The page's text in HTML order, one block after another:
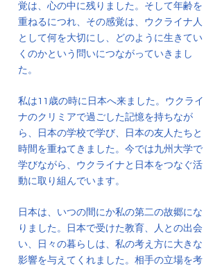
覚は、心の中に残りました。そして年齢を
重ねるにつれ、その感覚は、ウクライナ人
として何を大切にし、どのように生きてい
くのかという問いにつながっていきまし
た。
私は11歳の時に日本へ来ました。ウクライ
ナのクリミアで過ごした記憶を持ちなが
ら、日本の学校で学び、日本の友人たちと
時間を重ねてきました。今では九州大学で
学びながら、ウクライナと日本をつなぐ活
動に取り組んでいます。
日本は、いつの間にか私の第二の故郷にな
りました。日本で受けた教育、人との出会
い、日々の暮らしは、私の考え方に大きな
影響を与えてくれました。相手の立場を考